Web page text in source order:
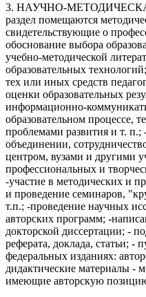
3. НАУЧНО-
раздел помещаются
свидетельствующие о
обоснование выбора
учебно-методической
образовательных
тех или иных средств
оценки образовательных
информационно-
образовательном процессе,
проблемами развития и т. п.;
объединении,
центром, вузами и другими
профессиональных и
-участие в методических и
и проведение семинаров,
т.п.; -проведение научных
авторских программ; -
докторской диссертации; -
реферата, доклада, статьи; -
федеральных изданиях:
дидактические материалы -
имеющие авторскую